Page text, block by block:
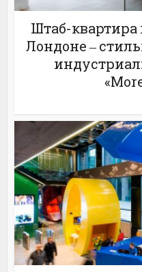
Штаб-квартира
Лондоне ‒